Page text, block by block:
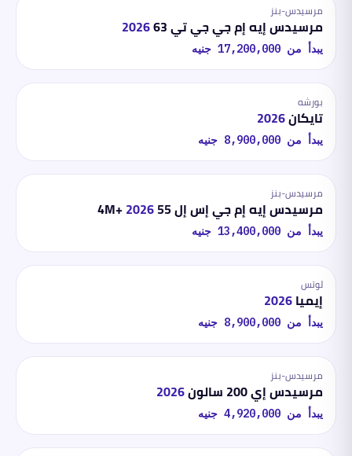
مرسيدس-بنز
مرسيدس إيه إم جي جي تي 63 2026
يبدأ من 17,200,000 جنيه
بورشه
تايكان2026
يبدأ من 8,900,000 جنيه
مرسيدس-بنز
مرسيدس إيه إم جي إس إل 55 4M+ 2026
يبدأ من 13,400,000 جنيه
لوتس
إيميا2026
يبدأ من 8,900,000 جنيه
مرسيدس-بنز
مرسيدس إي 200 سالون 2026
يبدأ من 4,920,000 جنيه